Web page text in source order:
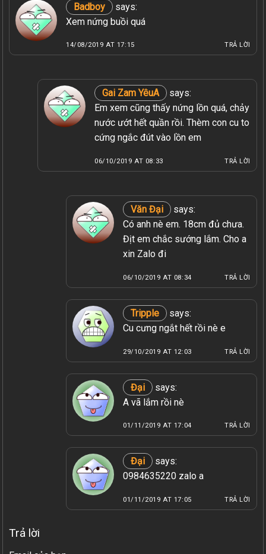
Badboy
says:
Xem nứng buồi quá
14/08/2019 AT 17:15 TRẢ LỜI
Gai Zam YêuA
says:
Em xem cũng thấy nứng lồn quá, chảy
nước ướt hết quần rồi. Thèm con cu to
cứng ngắc đút vào lồn em
06/10/2019 AT 08:33 TRẢ LỜI
Văn Đại
says:
Có anh nè em. 18cm đủ chưa.
Địt em chắc sướng lắm. Cho a
xin Zalo đi
06/10/2019 AT 08:34 TRẢ LỜI
Tripple
says:
Cu cưng ngắt hết rồi nè e
29/10/2019 AT 12:03 TRẢ LỜI
Đại
says:
A vã lắm rồi nè
01/11/2019 AT 17:04 TRẢ LỜI
Đại
says:
0984635220 zalo a
01/11/2019 AT 17:05 TRẢ LỜI
Trả lời